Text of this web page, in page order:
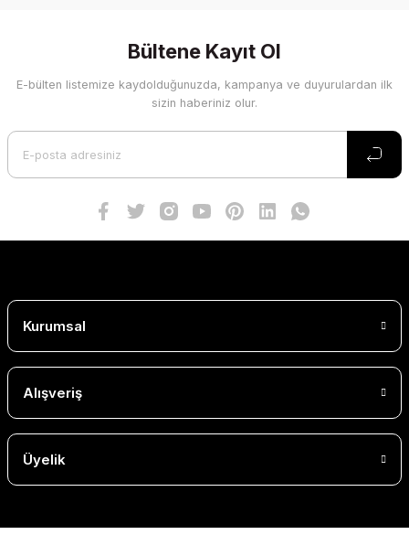
Bültene Kayıt Ol
E-bülten listemize kaydolduğunuzda, kampanya ve duyurulardan ilk
sizin haberiniz olur.
Kurumsal
Alışveriş
Üyelik